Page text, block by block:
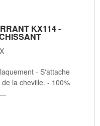
KX114 -
- S'attache
la cheville. - 100%